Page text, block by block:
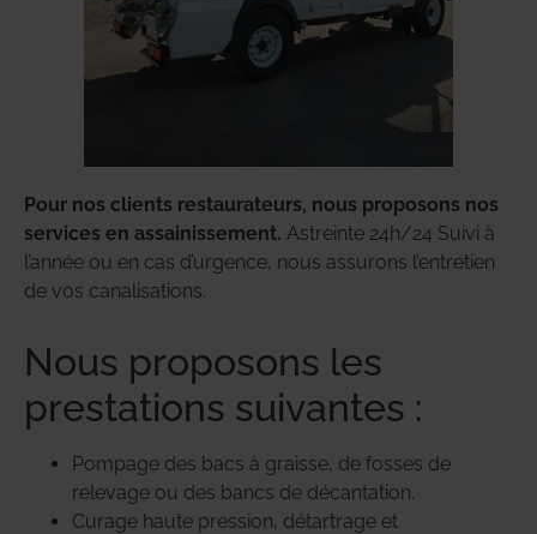
Pour nos clients restaurateurs, nous proposons nos
services en assainissement. Astreinte 24h/24 Suivi à
l’année ou en cas d’urgence, nous assurons l’entretien
de vos canalisations.
Nous proposons les
prestations suivantes :
Pompage des bacs à graisse, de fosses de
relevage ou des bancs de décantation.
Curage haute pression, détartrage et